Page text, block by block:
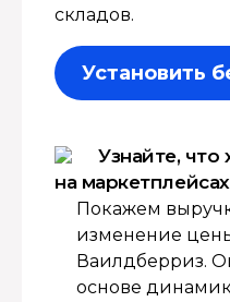
складов.
Установить
Узнайте,
на маркетплейсах
Покажем
изменение
Ваилдберриз.
основе